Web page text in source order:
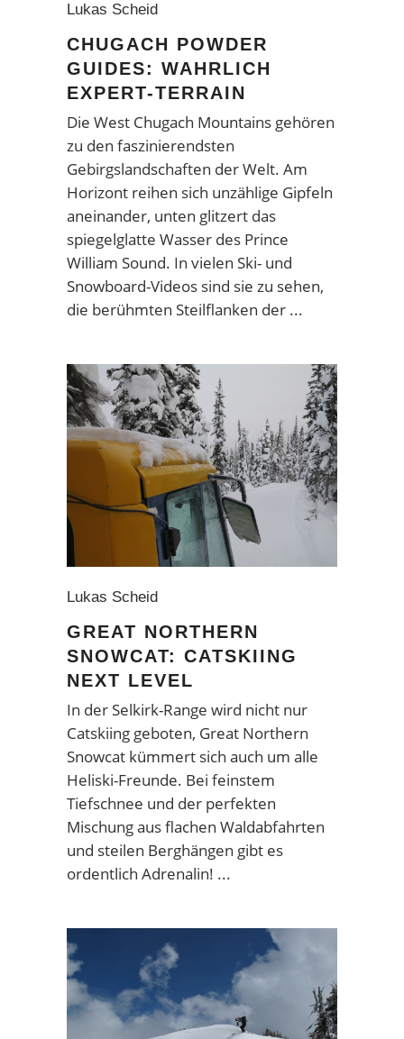
Lukas Scheid
CHUGACH POWDER
GUIDES: WAHRLICH
EXPERT-TERRAIN
Die West Chugach Mountains gehören
zu den faszinierendsten
Gebirgslandschaften der Welt. Am
Horizont reihen sich unzählige Gipfeln
aneinander, unten glitzert das
spiegelglatte Wasser des Prince
William Sound. In vielen Ski- und
Snowboard-Videos sind sie zu sehen,
die berühmten Steilflanken der
Lukas Scheid
GREAT NORTHERN
SNOWCAT: CATSKIING
NEXT LEVEL
In der Selkirk-Range wird nicht nur
Catskiing geboten, Great Northern
Snowcat kümmert sich auch um alle
Heliski-Freunde. Bei feinstem
Tiefschnee und der perfekten
Mischung aus flachen Waldabfahrten
und steilen Berghängen gibt es
ordentlich Adrenalin!